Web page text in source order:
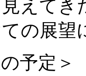
えてき
の展望
予定＞